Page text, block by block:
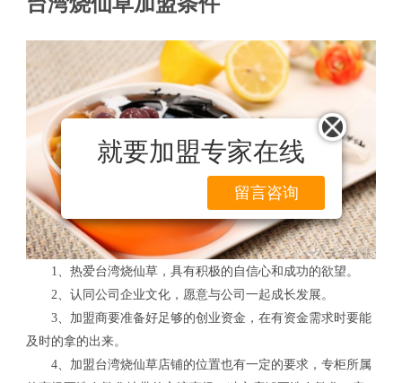
就要加盟专家在线
留言咨询
1、热爱台湾烧仙草，具有积极的自信心和成功的欲望。
2、认同公司企业文化，愿意与公司一起成长发展。
3、加盟商要准备好足够的创业资金，在有资金需求时要能
及时的拿的出来。
4、加盟台湾烧仙草店铺的位置也有一定的要求，专柜所属